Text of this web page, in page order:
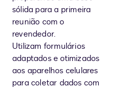
sólida para a primeira
reunião com o
revendedor.
Utilizam formulários
adaptados e otimizados
aos aparelhos celulares
para coletar dados com